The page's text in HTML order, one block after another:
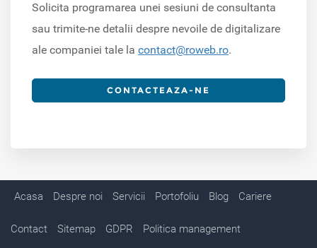
Solicita programarea unei sesiuni de consultanta
sau trimite-ne detalii despre nevoile de digitalizare
ale companiei tale la contact@roweb.ro.
CONTACTEAZA-NE
Acasa Despre noi Servicii Portofoliu Blog Cariere
Contact Sitemap GDPR Politica management